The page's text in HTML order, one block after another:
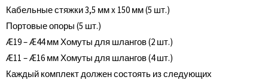
Кабельные стяжки 3,5 мм x 150 мм (5 шт.)
Портовые опоры (5 шт.)
Æ19 – Æ44 мм Хомуты для шлангов (2 шт.)
Æ11 – Æ16 мм Хомуты для шлангов (4 шт.)
Каждый комплект должен состоять из следующих